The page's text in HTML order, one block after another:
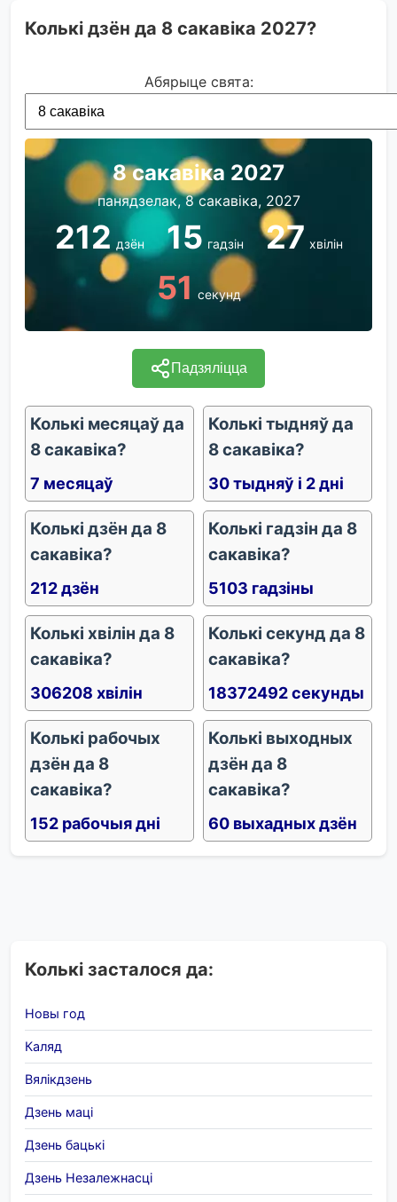
Колькі дзён да 8 сакавіка 2027?
Абярыце свята:
8 сакавіка 2027
панядзелак, 8 сакавіка, 2027
212 дзён 15 гадзін 27 хвілін
51 секунд
Падзяліцца
Колькі месяцаў да
8 сакавіка?
7 месяцаў
Колькі тыдняў да
8 сакавіка?
30 тыдняў і 2 дні
Колькі дзён да 8
сакавіка?
212 дзён
Колькі гадзін да 8
сакавіка?
5103 гадзіны
Колькі хвілін да 8
сакавіка?
306208 хвілін
Колькі секунд да 8
сакавіка?
18372492 секунды
Колькі рабочых
дзён да 8
сакавіка?
152 рабочыя дні
Колькі выходных
дзён да 8
сакавіка?
60 выхадных дзён
Колькі засталося да:
Новы год
Каляд
Вялікдзень
Дзень маці
Дзень бацькі
Дзень Незалежнасці